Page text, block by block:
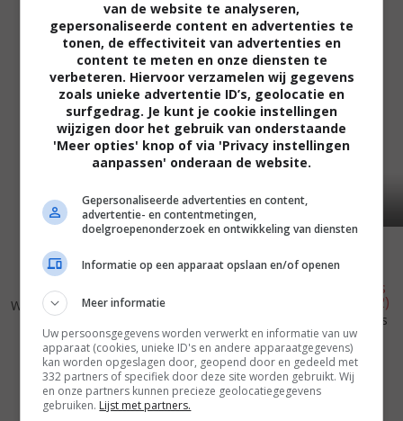
,5
Waiting... (2005)
The First $20 Million Is Always
the Hard... (2002)
van de website te analyseren,
gepersonaliseerde content en advertenties te
tonen, de effectiviteit van advertenties en
content te meten en onze diensten te
verbeteren. Hiervoor verzamelen wij gegevens
zoals unieke advertentie ID’s, geolocatie en
surfgedrag. Je kunt je cookie instellingen
wijzigen door het gebruik van onderstaande
'Meer opties' knop of via 'Privacy instellingen
aanpassen' onderaan de website.
Gepersonaliseerde advertenties en content,
advertentie- en contentmetingen,
doelgroepenonderzoek en ontwikkeling van diensten
Informatie op een apparaat opslaan en/of openen
Meer informatie
Uw persoonsgegevens worden verwerkt en informatie van uw
apparaat (cookies, unieke ID's en andere apparaatgegevens)
kan worden opgeslagen door, geopend door en gedeeld met
332 partners of specifiek door deze site worden gebruikt. Wij
en onze partners kunnen precieze geolocatiegegevens
gebruiken. Lijst met partners.